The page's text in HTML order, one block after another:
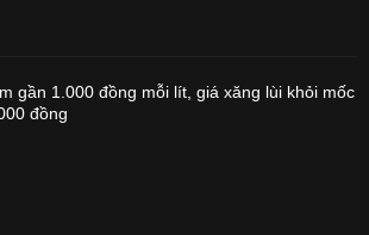
gần 1.000 đồng mỗi lít, giá xăng lùi khỏi mốc
đồng